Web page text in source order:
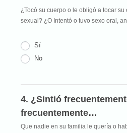
¿Tocó su cuerpo o le obligó a tocar
sexual? ¿O Intentó o tuvo sexo oral,
Sí
No
4. ¿Sintió
frecuentemente…
Que nadie en su familia le quería o